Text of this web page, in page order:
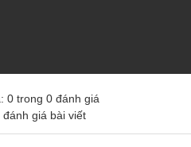
0 trong 0 đánh giá
đánh giá bài viết